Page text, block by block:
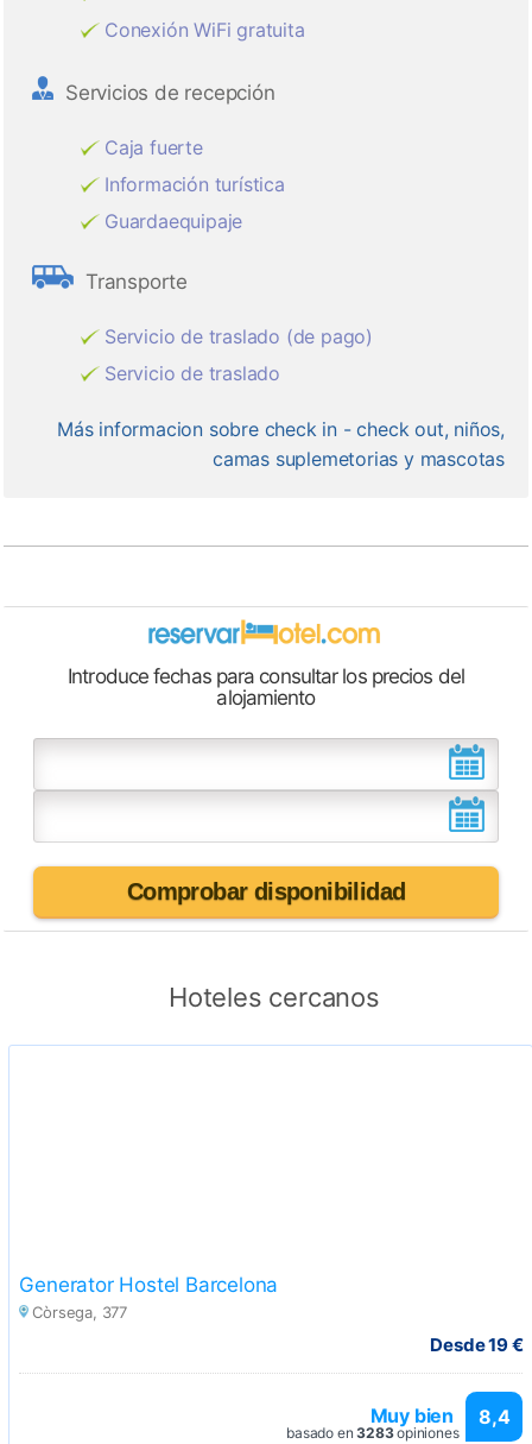
Conexión WiFi gratuita
Servicios de recepción
Caja fuerte
Información turística
Guardaequipaje
Transporte
Servicio de traslado (de pago)
Servicio de traslado
Más informacion sobre check in - check out, niños,
camas suplemetorias y mascotas
Introduce fechas para consultar los precios del
alojamiento
Comprobar disponibilidad
Hoteles cercanos
Generator Hostel Barcelona
Còrsega, 377
Desde 19 €
8,4
Muy bien
basado en3283opiniones